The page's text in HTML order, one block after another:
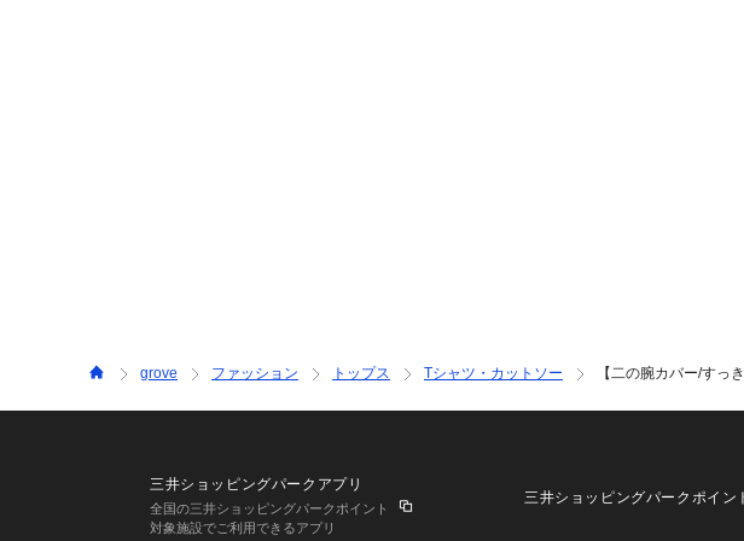
grove ファッション トップス Tシャツ・カットソー 【二の腕カバー/すっ
三井ショッピングパークアプリ
全国の三井ショッピングパークポイント
対象施設でご利用できるアプリ
三井ショッピングパークポイン